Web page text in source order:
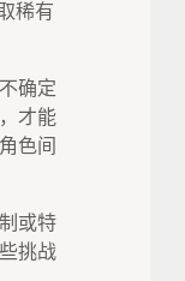
稀有
确定
才能
色间
或特
挑战